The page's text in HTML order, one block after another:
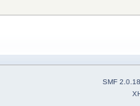
SMF 2.0.18